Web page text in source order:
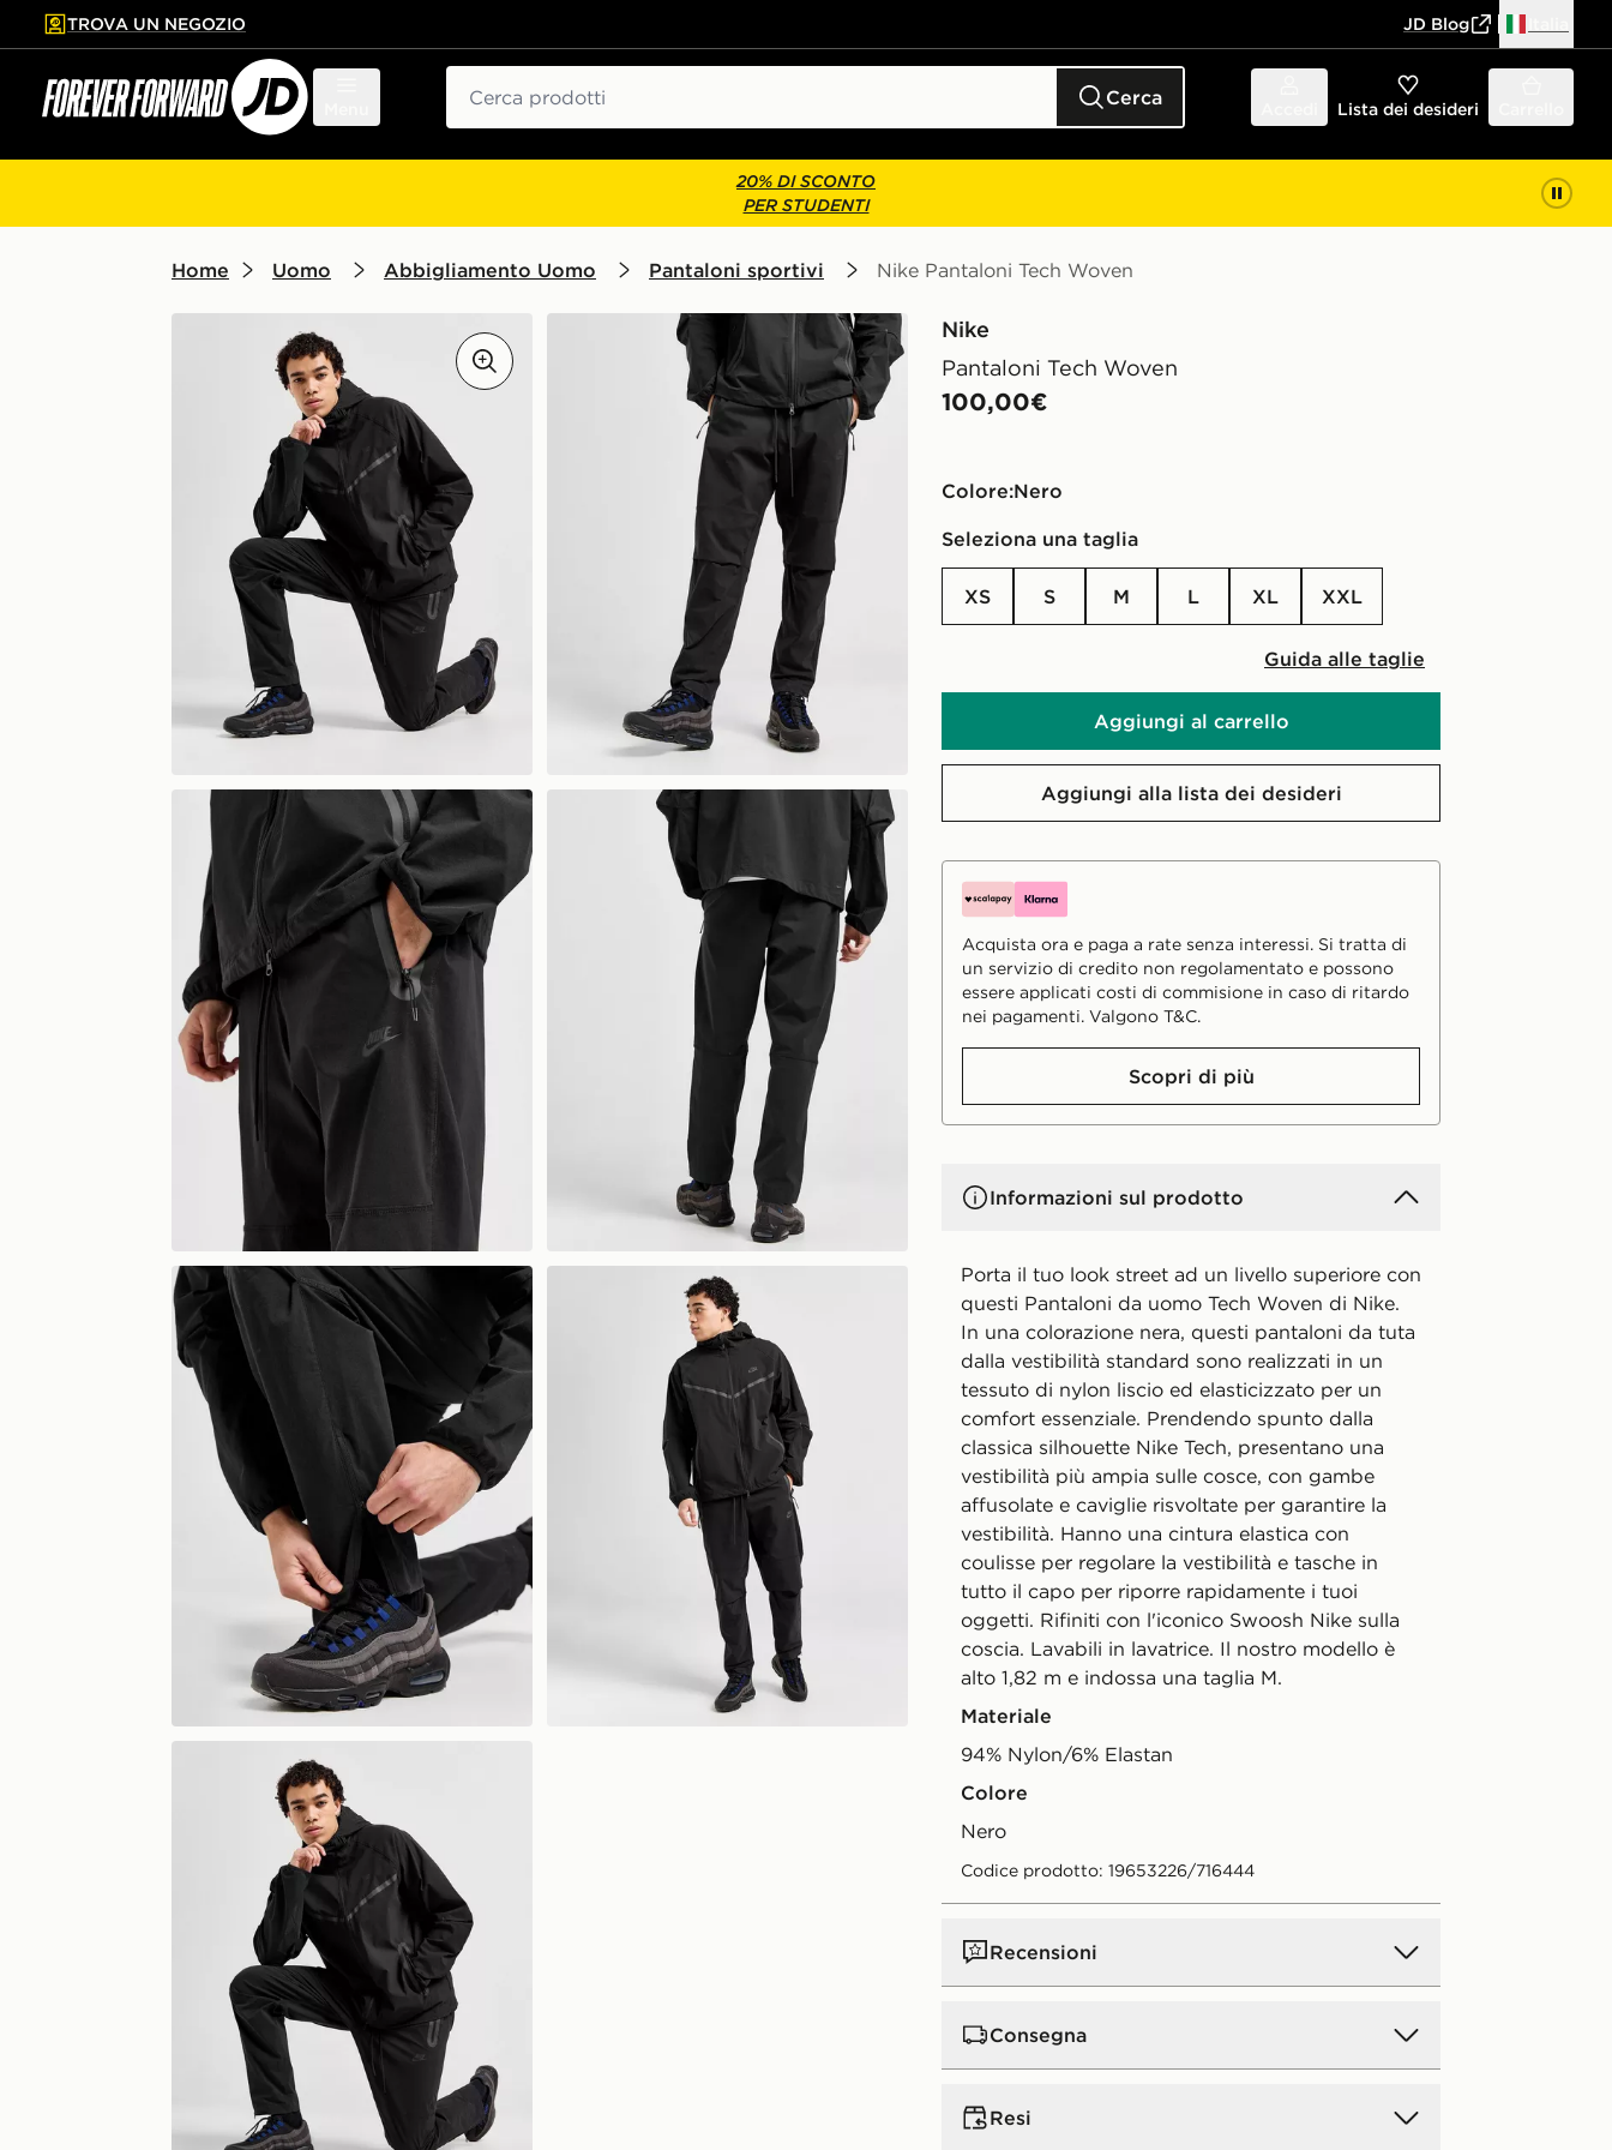
contenuto principale
a fondo pagina
TROVA UN NEGOZIO JD Blog
Cerca Lista dei desideri
20% DI SCONTO
PER STUDENTI
Home Uomo Abbigliamento Uomo Pantaloni sportivi Nike Pantaloni Tech Woven
Nike
Pantaloni Tech Woven
100,00€
Colore:
nero
Seleziona una taglia
XS S M L XL XXL
Guida alle taglie
Aggiungi al carrello
Aggiungi alla lista dei desideri
Acquista ora e paga a rate senza interessi. Si tratta di
un servizio di credito non regolamentato e possono
essere applicati costi di commisione in caso di ritardo
nei pagamenti. Valgono T&C.
Scopri di più
Informazioni sul prodotto
Porta il tuo look street ad un livello superiore con
questi Pantaloni da uomo Tech Woven di Nike.
In una colorazione nera, questi pantaloni da tuta
dalla vestibilità standard sono realizzati in un
tessuto di nylon liscio ed elasticizzato per un
comfort essenziale. Prendendo spunto dalla
classica silhouette Nike Tech, presentano una
vestibilità più ampia sulle cosce, con gambe
affusolate e caviglie risvoltate per garantire la
vestibilità. Hanno una cintura elastica con
coulisse per regolare la vestibilità e tasche in
tutto il capo per riporre rapidamente i tuoi
oggetti. Rifiniti con l'iconico Swoosh Nike sulla
coscia. Lavabili in lavatrice. Il nostro modello è
alto 1,82 m e indossa una taglia M.
Materiale
94% Nylon/6% Elastan
Colore
nero
Codice prodotto: 19653226/716444
Recensioni
Consegna
Consegna standard a domicilio:
per
Resi